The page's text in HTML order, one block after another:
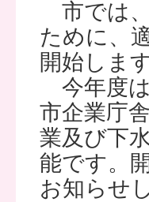
市では
ために、
開始します
今年度
市企業庁
業及び下
能です。
お知らせ